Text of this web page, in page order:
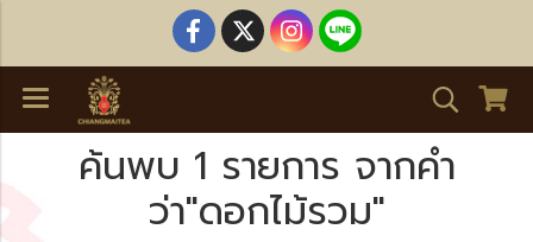
ค้นพบ 1 รายการ จากคำ
ว่า"ดอกไม้รวม"